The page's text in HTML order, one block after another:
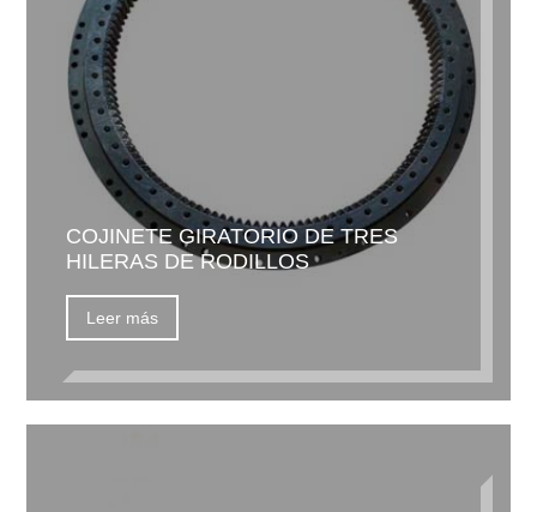
COJINETE GIRATORIO DE TRES
HILERAS DE RODILLOS
Leer más